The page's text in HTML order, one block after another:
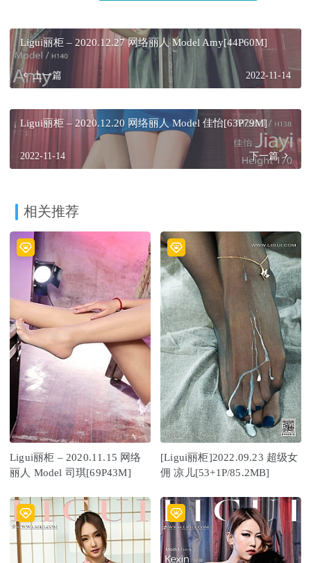
Ligui丽柜 – 2020.12.27 网络丽人 Model Amy[44P60M]
上一篇 2022-11-14
Ligui丽柜 – 2020.12.20 网络丽人 Model 佳怡[63P79M]
2022-11-14 下一篇
相关推荐
Ligui丽柜 – 2020.11.15 网络
丽人 Model 司琪[69P43M]
[Ligui丽柜]2022.09.23 超级女
佣 凉儿[53+1P/85.2MB]